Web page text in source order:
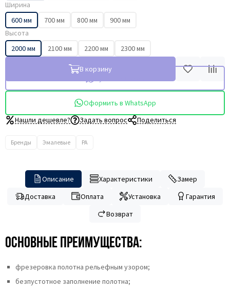
Ширина
600 мм
700 мм 800 мм
900 мм
Высота
2000 мм
2100 мм 2200 мм 2300 мм
В корзину
Оформить в WhatsApp
Нашли дешевле?
Задать вопрос Поделиться
Бренды Эмалевые PA
Описание Характеристики
Замер
Доставка
Оплата Установка
Гарантия
Возврат
Основные преимущества:
фрезеровка полотна рельефным узором;
безпустотное заполнение полотна;